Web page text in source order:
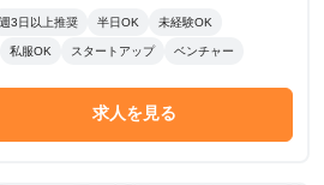
80時間稼働、アポ20
週3日以上推奨 半日OK 未経験OK
私服OK スタートアップ ベンチャー
求人を見る